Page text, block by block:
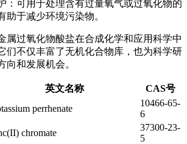
：可用于处理含有过量氧气或过氧化物的
助于减少环境污染物。
属过氧化物酸盐在合成化学和应用科学中
们不仅丰富了无机化合物库，也为科学研
向和发展机会。
英文名称
CAS号
perrhenate
10466-65-
6
chromate
37300-23-
5